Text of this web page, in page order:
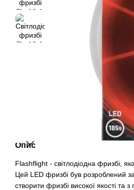
Опис
Flashflight - світлодіодна фризбі,
Цей LED фризбі був розроблений
створити фризбі високої якості та